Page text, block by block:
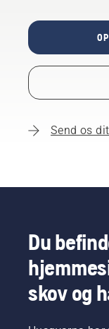
Send os
Du
skov og